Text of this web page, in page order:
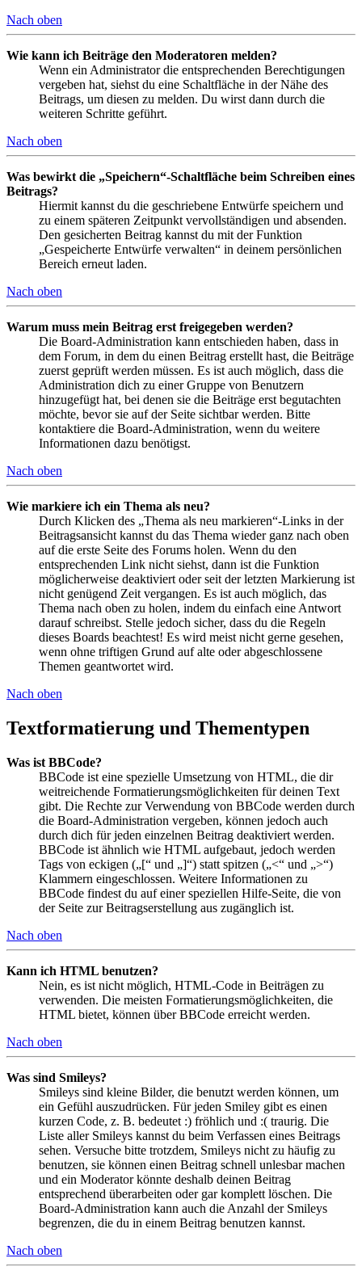
Nach oben
Wie kann ich Beiträge den Moderatoren melden?
Wenn ein Administrator die entsprechenden Berechtigungen
vergeben hat, siehst du eine Schaltfläche in der Nähe des
Beitrags, um diesen zu melden. Du wirst dann durch die
weiteren Schritte geführt.
Nach oben
Was bewirkt die „Speichern“-Schaltfläche beim Schreiben eines
Beitrags?
Hiermit kannst du die geschriebene Entwürfe speichern und
zu einem späteren Zeitpunkt vervollständigen und absenden.
Den gesicherten Beitrag kannst du mit der Funktion
„Gespeicherte Entwürfe verwalten“ in deinem persönlichen
Bereich erneut laden.
Nach oben
Warum muss mein Beitrag erst freigegeben werden?
Die Board-Administration kann entschieden haben, dass in
dem Forum, in dem du einen Beitrag erstellt hast, die Beiträge
zuerst geprüft werden müssen. Es ist auch möglich, dass die
Administration dich zu einer Gruppe von Benutzern
hinzugefügt hat, bei denen sie die Beiträge erst begutachten
möchte, bevor sie auf der Seite sichtbar werden. Bitte
kontaktiere die Board-Administration, wenn du weitere
Informationen dazu benötigst.
Nach oben
Wie markiere ich ein Thema als neu?
Durch Klicken des „Thema als neu markieren“-Links in der
Beitragsansicht kannst du das Thema wieder ganz nach oben
auf die erste Seite des Forums holen. Wenn du den
entsprechenden Link nicht siehst, dann ist die Funktion
möglicherweise deaktiviert oder seit der letzten Markierung ist
nicht genügend Zeit vergangen. Es ist auch möglich, das
Thema nach oben zu holen, indem du einfach eine Antwort
darauf schreibst. Stelle jedoch sicher, dass du die Regeln
dieses Boards beachtest! Es wird meist nicht gerne gesehen,
wenn ohne triftigen Grund auf alte oder abgeschlossene
Themen geantwortet wird.
Nach oben
Textformatierung und Thementypen
Was ist BBCode?
BBCode ist eine spezielle Umsetzung von HTML, die dir
weitreichende Formatierungsmöglichkeiten für deinen Text
gibt. Die Rechte zur Verwendung von BBCode werden durch
die Board-Administration vergeben, können jedoch auch
durch dich für jeden einzelnen Beitrag deaktiviert werden.
BBCode ist ähnlich wie HTML aufgebaut, jedoch werden
Tags von eckigen („[“ und „]“) statt spitzen („<“ und „>“)
Klammern eingeschlossen. Weitere Informationen zu
BBCode findest du auf einer speziellen Hilfe-Seite, die von
der Seite zur Beitragserstellung aus zugänglich ist.
Nach oben
Kann ich HTML benutzen?
Nein, es ist nicht möglich, HTML-Code in Beiträgen zu
verwenden. Die meisten Formatierungsmöglichkeiten, die
HTML bietet, können über BBCode erreicht werden.
Nach oben
Was sind Smileys?
Smileys sind kleine Bilder, die benutzt werden können, um
ein Gefühl auszudrücken. Für jeden Smiley gibt es einen
kurzen Code, z. B. bedeutet :) fröhlich und :( traurig. Die
Liste aller Smileys kannst du beim Verfassen eines Beitrags
sehen. Versuche bitte trotzdem, Smileys nicht zu häufig zu
benutzen, sie können einen Beitrag schnell unlesbar machen
und ein Moderator könnte deshalb deinen Beitrag
entsprechend überarbeiten oder gar komplett löschen. Die
Board-Administration kann auch die Anzahl der Smileys
begrenzen, die du in einem Beitrag benutzen kannst.
Nach oben